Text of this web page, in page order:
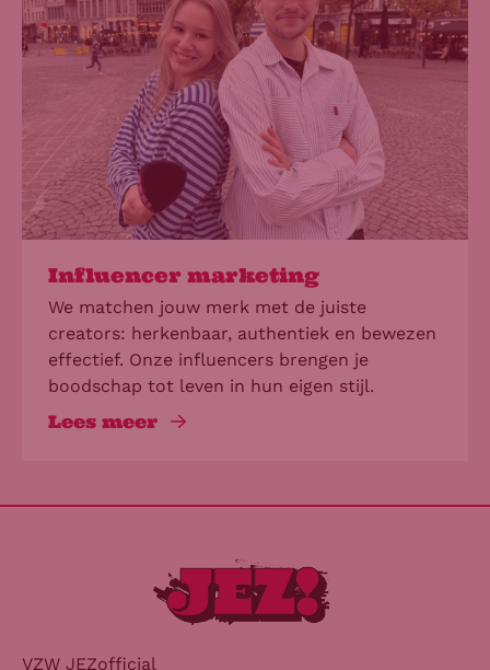
Influencer marketing
Lees meer
We matchen jouw merk met de juiste
creators: herkenbaar, authentiek en bewezen
effectief. Onze influencers brengen je
boodschap tot leven in hun eigen stijl.
VZW JEZofficial